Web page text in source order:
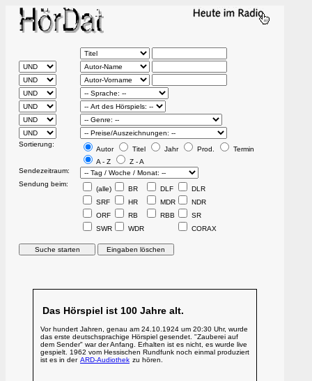
Sortierung:
Autor Titel Jahr Prod.
Termin
A - Z
Z - A
Sendezeitraum:
Sendung beim:
(alle) BR DLF
DLR
SRF
HR MDR
NDR
ORF
RB RBB
SR
SWR
WDR CORAX
Das Hörspiel ist 100 Jahre alt.
Vor hundert Jahren, genau am 24.10.1924 um 20:30 Uhr, wurde
das erste deutschsprachige Hörspiel gesendet. "Zauberei auf
dem Sender" war der Anfang. Erhalten ist es nicht, es wurde live
gespielt. 1962 vom Hessischen Rundfunk noch einmal produziert
ist es in der ARD-Audiothek zu hören.